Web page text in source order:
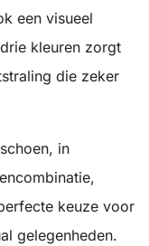
een visueel
kleuren zorgt
die zeker
in
keuze voor
gelegenheden.